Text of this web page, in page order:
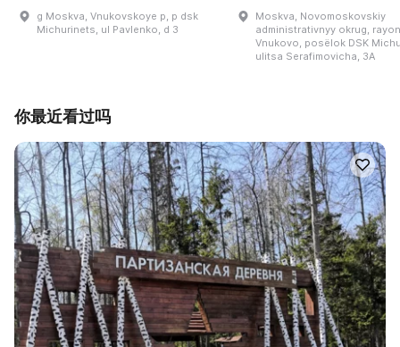
g Moskva, Vnukovskoye p, p dsk
Michurinets, ul Pavlenko, d 3
Moskva, Novomoskovskiy
administrativnyy okrug, rayon
Vnukovo, posëlok DSK
ulitsa Serafimovicha, 3A
你最近看过吗